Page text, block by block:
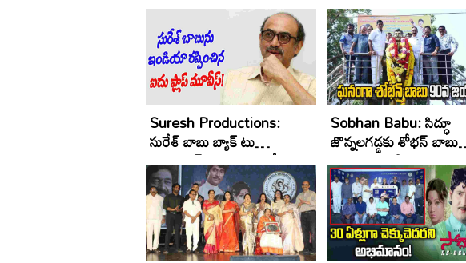
Suresh Productions:
సురేశ్‌ బాబు బ్యాక్ టు
పెవిలియన్... కారణం ఇదే!
Sobhan Babu: సిద్ధూ
జొన్నలగడ్డకు శోభన్ బాబు
జయంతి పురస్కారం